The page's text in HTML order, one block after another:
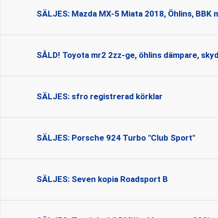
SÄLJES: Mazda MX-5 Miata 2018, Öhlins, BBK
SÅLD! Toyota mr2 2zz-ge, öhlins dämpare,
SÄLJES: sfro registrerad körklar
SÄLJES: Porsche 924 Turbo "Club Sport"
SÄLJES: Seven kopia Roadsport B